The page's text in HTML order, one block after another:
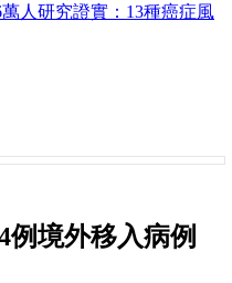
人研究證實：13種癌症風
例境外移入病例